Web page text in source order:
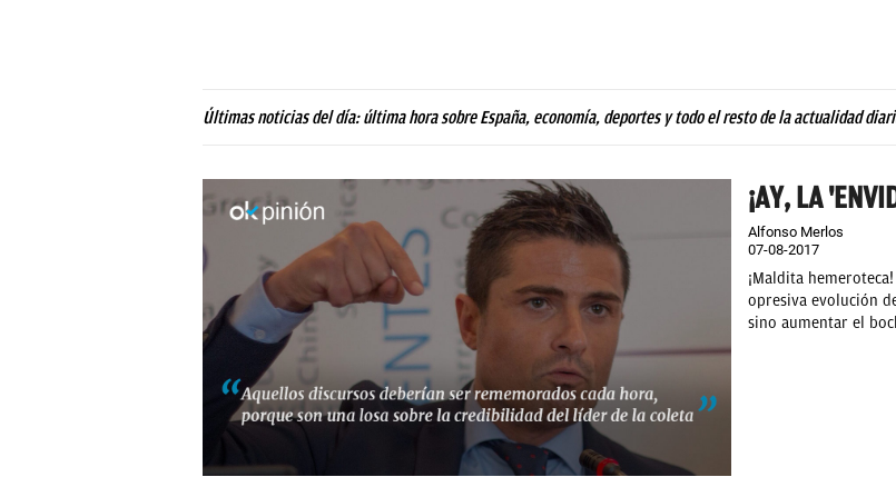
Últimas noticias del día: última hora sobre España, economía, deportes y todo el resto de la actualidad
¡AY, LA
Alfonso Merlos
07-08-2017
¡Maldita
opresiva evolución
sino aumentar el